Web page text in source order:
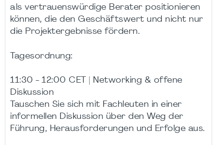
als vertrauenswürdige Berater positionieren
können, die den Geschäftswert und nicht nur
die Projektergebnisse fördern.
Tagesordnung:
11:30 - 12:00 CET | Networking & offene
Diskussion
Tauschen Sie sich mit Fachleuten in einer
informellen Diskussion über den Weg der
Führung, Herausforderungen und Erfolge aus.